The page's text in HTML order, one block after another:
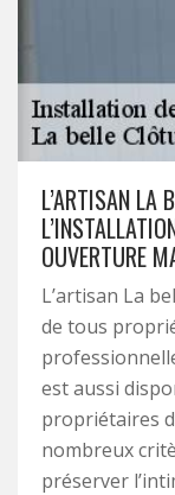
L’ARTISAN LA
OUVERTURE
L’artisan La
de tous
est aussi
propriétaires
nombreux
préserver